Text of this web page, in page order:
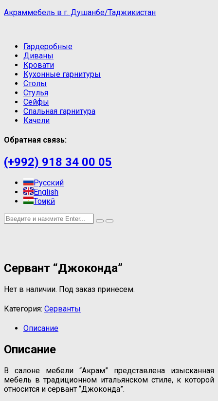
Акраммебель в г. Душанбе/Таджикистан
Гардеробные
Диваны
Кровати
Кухонные гарнитуры
Столы
Стулья
Сейфы
Спальная гарнитура
Качели
Обратная связь:
(+992) 918 34 00 05
Русский
English
Тоҷикӣ
Сервант “Джоконда”
Нет в наличии. Под заказ принесем.
Категория: Серванты
Описание
Описание
В салоне мебели “Акрам” представлена изысканная
мебель в традиционном итальянском стиле, к которой
относится и сервант “Джоконда”.